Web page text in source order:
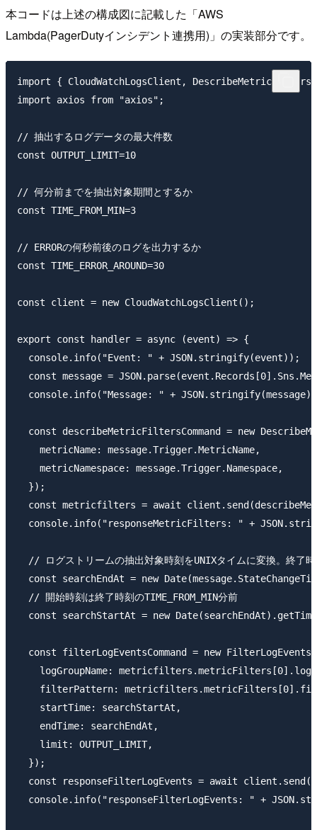
本コードは上述の構成図に記載した「AWS
Lambda(PagerDutyインシデント連携用)」の実装部分です。
import { CloudWatchLogsClient,
import axios from "axios";
// 抽出するログデータの最大件数
const OUTPUT_LIMIT=10
// 何分前までを抽出対象期間とするか
const TIME_FROM_MIN=3
// ERRORの何秒前後のログを出力するか
const TIME_ERROR_AROUND=30
const client = new CloudWatchLogsClient();
export const handler = async (event) => {
  console.info("Event: " + JSON.stringify(event));
const message =
console.info("Message: " +
const describeMetricFiltersCommand = new
    metricName: message.Trigger.MetricName,
    metricNamespace: message.Trigger.Namespace,
  });
const metricfilters = await
console.info("responseMetricFilters: " +
// ログストリームの抽出対象時刻をUNIXタイムに変換。終了
const searchEndAt = new
  // 開始時刻は終了時刻のTIME_FROM_MIN分前
const searchStartAt = new
const filterLogEventsCommand = new
logGroupName:
filterPattern:
    startTime: searchStartAt,
    endTime: searchEndAt,
    limit: OUTPUT_LIMIT,
  });
const responseFilterLogEvents = await
console.info("responseFilterLogEvents: " +